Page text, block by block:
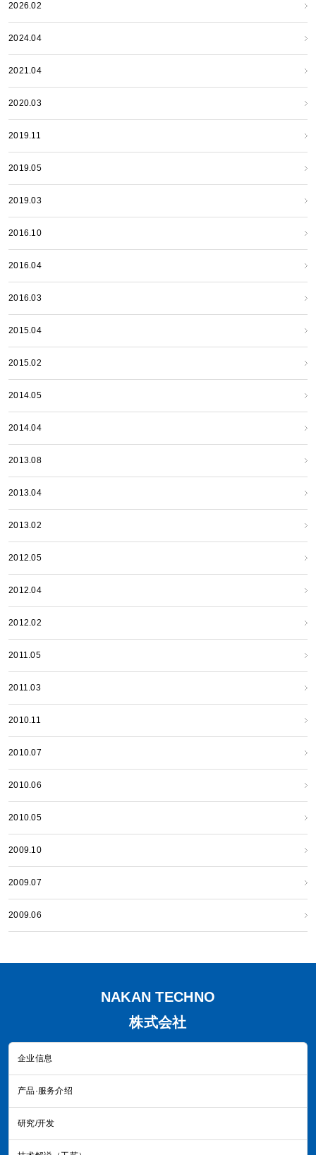
2026.02
2024.04
2021.04
2020.03
2019.11
2019.05
2019.03
2016.10
2016.04
2016.03
2015.04
2015.02
2014.05
2014.04
2013.08
2013.04
2013.02
2012.05
2012.04
2012.02
2011.05
2011.03
2010.11
2010.07
2010.06
2010.05
2009.10
2009.07
2009.06
NAKAN TECHNO
株式会社
企业信息
产品·服务介绍
研究/开发